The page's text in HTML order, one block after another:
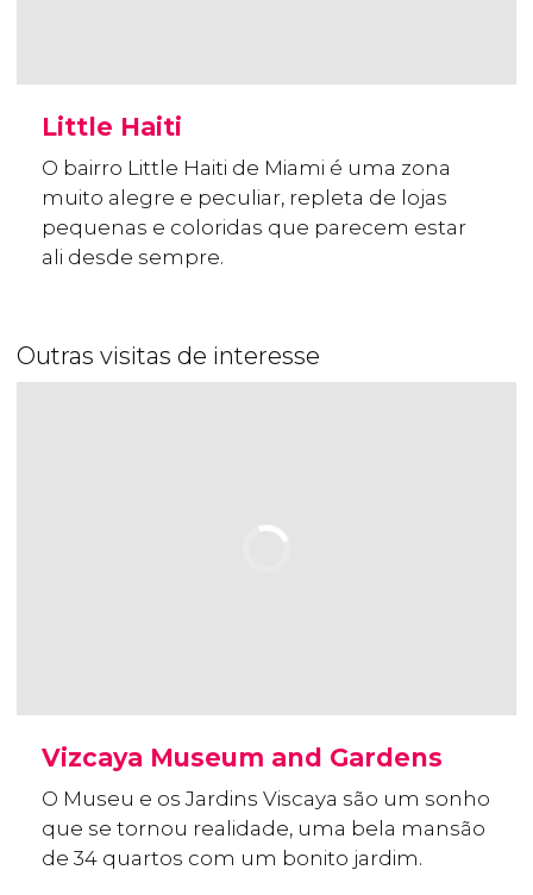
Little Haiti
O bairro Little Haiti de Miami é uma zona
muito alegre e peculiar, repleta de lojas
pequenas e coloridas que parecem estar
ali desde sempre.
Outras visitas de interesse
Vizcaya Museum and Gardens
O Museu e os Jardins Viscaya são um sonho
que se tornou realidade, uma bela mansão
de 34 quartos com um bonito jardim.